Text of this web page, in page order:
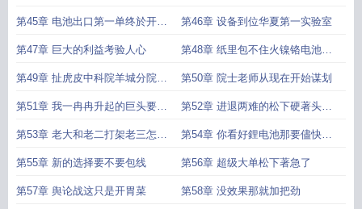
第45章 电池出口第一单终於开始
创匯了
第46章 设备到位华夏第一实验室
第47章 巨大的利益考验人心 第48章 纸里包不住火镍铬电池曝
光了
第49章 扯虎皮中科院羊城分院的
合作
第50章 院士老师从现在开始谋划
第51章 我一冉冉升起的巨头要点
政策不是很正常
第52章 进退两难的松下硬著头皮
接招了
第53章 老大和老二打架老三怎么
办
第54章 你看好鋰电池那要儘快的
行动起来
第55章 新的选择要不要包线 第56章 超级大单松下著急了
第57章 舆论战这只是开胃菜 第58章 没效果那就加把劲